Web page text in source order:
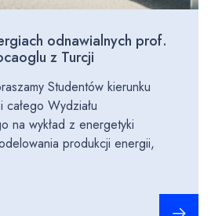
odnawialnych prof.
z Turcji
Studentów kierunku
całego Wydziału
na wykład z energetyki
produkcji energii,